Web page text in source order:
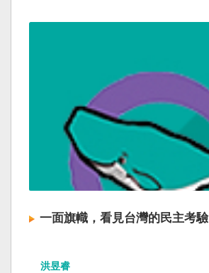
一面旗幟，看見台灣的民主考驗
洪昱睿